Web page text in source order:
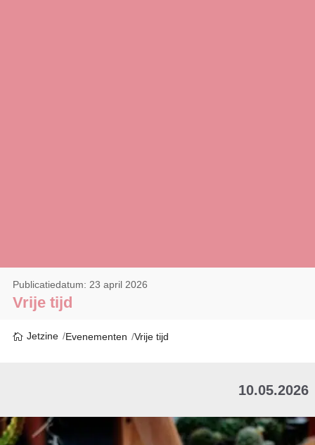
Vrije tijd
Publicatiedatum: 23 april 2026
Jetzine Evenementen Vrije tijd
10.05.2026